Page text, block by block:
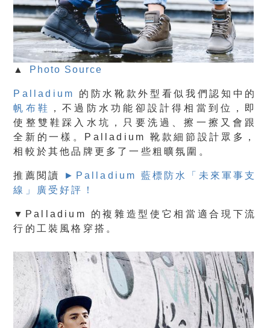
▲ Photo Source
Palladium
的防水靴款外型看似我們認知中的
帆布鞋
，不過防水功能卻設計得相當到位，即
使整雙鞋踩入水坑，
只要洗過、擦一擦又會跟
全新的一樣。 Palladium 靴款細節設計眾多，
相較於其他品牌更多了一些粗曠氛圍。
推薦閱讀 ► Palladium 藍標防水「未來軍事支
線」廣受好評！
▼Palladium 的複雜造型使它相當適合現下流
行的工裝風格穿搭。